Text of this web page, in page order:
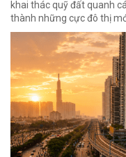
khai thác quỹ đất quanh
thành những cực đô thị